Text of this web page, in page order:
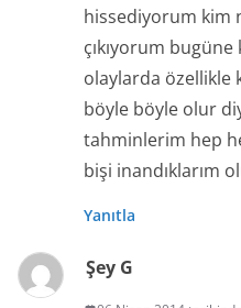
hissediyorum kim
çıkıyorum bugüne
olaylarda özellikle
böyle böyle olur
tahminlerim hep
bişi inandıklarım
Yanıtla
Şey G